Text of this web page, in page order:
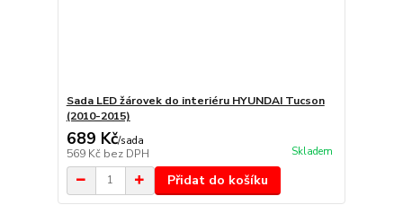
Sada LED žárovek do interiéru HYUNDAI Tucson
(2010-2015)
689 Kč/sada
569 Kč bez DPH Skladem
Přidat do košíku